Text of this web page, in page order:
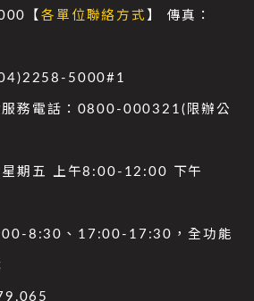
【各單位聯絡方式 】 傳真：
5000#1
服務電話：0800-000321(限辦公
星期五 上午8:00-12:00 下午
8:30、17:00-17:30，全功能